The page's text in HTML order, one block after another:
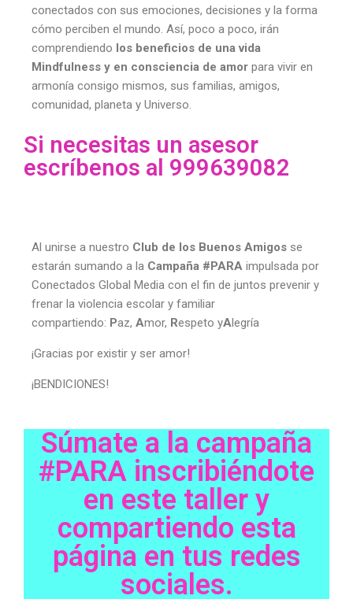
conectados con sus emociones, decisiones y la forma
cómo perciben el mundo. Así, poco a poco, irán
comprendiendo los beneficios de una vida
Mindfulness y en consciencia de amor para vivir en
armonía consigo mismos, sus familias, amigos,
comunidad, planeta y Universo.
Si necesitas un asesor
escríbenos al 999639082
Al unirse a nuestro Club de los Buenos Amigos se
estarán sumando a la Campaña #PARA impulsada por
Conectados Global Media con el fin de juntos prevenir y
frenar la violencia escolar y familiar
compartiendo: Paz, Amor, Respeto yAlegría
¡Gracias por existir y ser amor!
¡BENDICIONES!
Súmate a la campaña
#PARA inscribiéndote
en este taller y
compartiendo esta
página en tus redes
sociales.